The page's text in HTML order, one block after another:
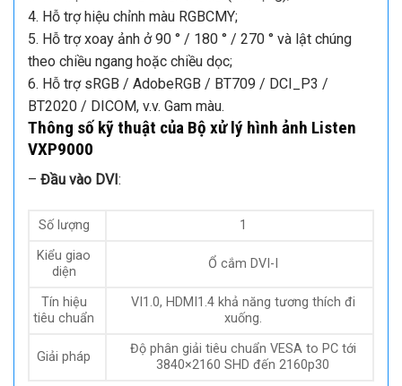
Tính năng sản phẩm LED Video Processor –
VXP9000
1. Xử lý 5,30 triệu pixel với chiều rộng lên tới 5.000 và
chiều cao lên tới 3.200;
2. Hiển thị bốn hình ảnh cùng một lúc, hỗ trợ đầu vào 4K
* 2K qua DVI / HDMI / DP / USB;
3. Hỗ trợ đầu vào 2 * SDI / USB (mở rộng);
4. Hỗ trợ hiệu chỉnh màu RGBCMY;
theo chiều ngang hoặc chiều dọc;
BT2020 / DICOM, v.v. Gam màu.
VXP9000